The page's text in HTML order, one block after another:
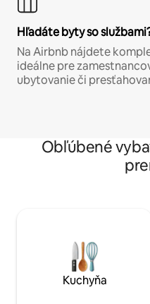
Hľadáte byty so
Na Airbnb nájdete
ideálne pre
ubytovanie či
Obľúbené
Kuchyňa